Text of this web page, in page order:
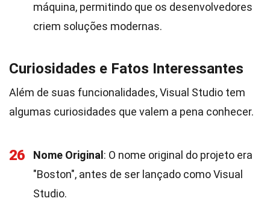
máquina, permitindo que os desenvolvedores
criem soluções modernas.
Curiosidades e Fatos Interessantes
Além de suas funcionalidades, Visual Studio tem
algumas curiosidades que valem a pena conhecer.
26 Nome Original : O nome original do projeto era
"Boston", antes de ser lançado como Visual
Studio.